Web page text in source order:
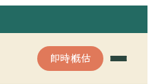
即時概估